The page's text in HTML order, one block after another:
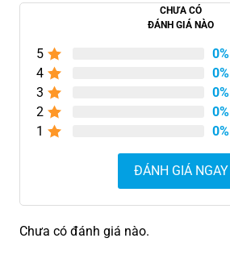
CHƯA CÓ
ĐÁNH GIÁ NÀO
5 0%
4
0%
3
0%
2
0%
1
0%
ĐÁNH GIÁ NGAY
Chưa có đánh giá nào.